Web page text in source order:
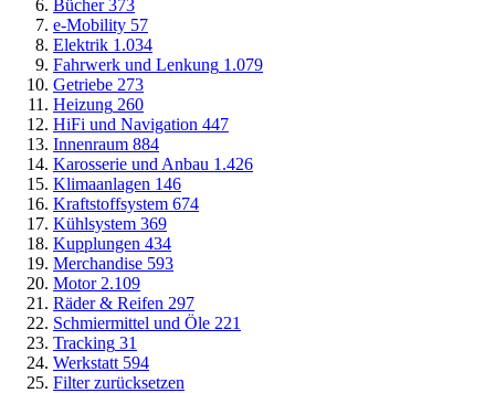
Bücher 373
e-Mobility 57
Elektrik 1.034
Fahrwerk und Lenkung 1.079
Getriebe 273
Heizung 260
HiFi und Navigation 447
Innenraum 884
Karosserie und Anbau 1.426
Klimaanlagen 146
Kraftstoffsystem 674
Kühlsystem 369
Kupplungen 434
Merchandise 593
Motor 2.109
Räder & Reifen 297
Schmiermittel und Öle 221
Tracking 31
Werkstatt 594
Filter zurücksetzen